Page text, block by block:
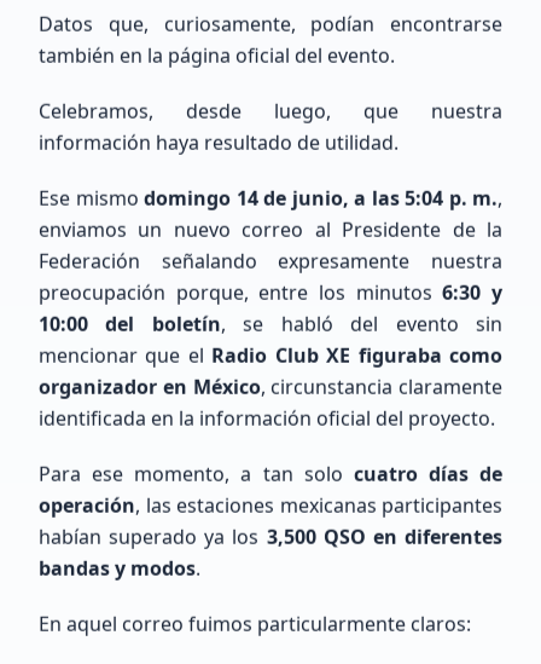
Cargando mapa de ubicaciones...
Últimos Registros
EduardoLopez
Datos que, curiosamente, podían encontrarse
también en la página oficial del evento.
Celebramos, desde luego, que nuestra
información haya resultado de utilidad.
Ese mismo domingo 14 de junio, a las 5:04 p. m.,
enviamos un nuevo correo al Presidente de la
Federación señalando expresamente nuestra
preocupación porque, entre los minutos6:30 y
10:00 del boletín, se habló del evento sin
mencionar que el Radio Club XE figuraba como
organizador en México, circunstancia claramente
identificada en la información oficial del proyecto.
Para ese momento, a tan solo cuatro días de
operación, las estaciones mexicanas participantes
habían superado ya los 3,500 QSO en diferentes
bandas y modos.
En aquel correo fuimos particularmente claros: